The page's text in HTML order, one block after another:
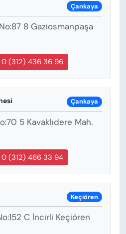
Çankaya
8 Gaziosmanpaşa
0 (312) 436 36 96
Çankaya
5 Kavaklıdere Mah.
0 (312) 466 33 94
Keçiören
C İncirli Keçiören